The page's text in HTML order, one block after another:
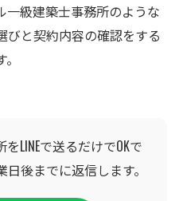
一級建築士事務所のような
びと契約内容の確認をする
LINEで送るだけでOKで
後までに返信します。